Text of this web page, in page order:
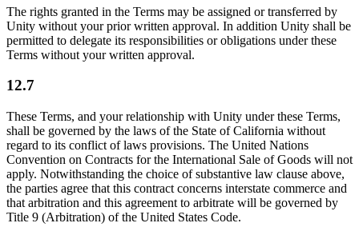
The rights granted in the Terms may be assigned or transferred by
Unity without your prior written approval. In addition Unity shall be
permitted to delegate its responsibilities or obligations under these
Terms without your written approval.
12.7
These Terms, and your relationship with Unity under these Terms,
shall be governed by the laws of the State of California without
regard to its conflict of laws provisions. The United Nations
Convention on Contracts for the International Sale of Goods will not
apply. Notwithstanding the choice of substantive law clause above,
the parties agree that this contract concerns interstate commerce and
that arbitration and this agreement to arbitrate will be governed by
Title 9 (Arbitration) of the United States Code.